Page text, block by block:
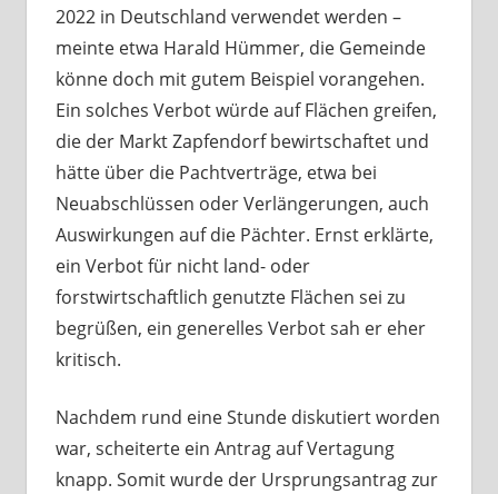
2022 in Deutschland verwendet werden –
meinte etwa Harald Hümmer, die Gemeinde
könne doch mit gutem Beispiel vorangehen.
Ein solches Verbot würde auf Flächen greifen,
die der Markt Zapfendorf bewirtschaftet und
hätte über die Pachtverträge, etwa bei
Neuabschlüssen oder Verlängerungen, auch
Auswirkungen auf die Pächter. Ernst erklärte,
ein Verbot für nicht land- oder
forstwirtschaftlich genutzte Flächen sei zu
begrüßen, ein generelles Verbot sah er eher
kritisch.
Nachdem rund eine Stunde diskutiert worden
war, scheiterte ein Antrag auf Vertagung
knapp. Somit wurde der Ursprungsantrag zur